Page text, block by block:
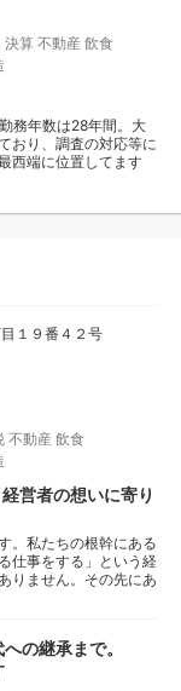
決算 不動産 飲食
務年数は28年間。大
おり、調査の対応等に
西端に位置してます
１９番４２号
不動産 飲食
営者の想いに寄り
。私たちの根幹にある
仕事をする」という経
りません。その先にあ
の継承まで。